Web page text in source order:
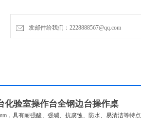
发邮件给我们：2228888567@qq.com
化验室操作台全钢边台操作桌
，具有耐强酸、强碱、抗腐蚀、防水、易清洁等特